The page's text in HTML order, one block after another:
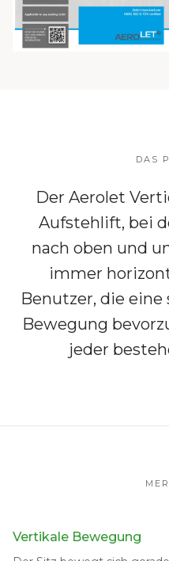
DAS
Der Aerolet
Aufstehlift, bei
nach oben und
immer
Benutzer, die
Bewegung
jeder
Vertikale Bewegung